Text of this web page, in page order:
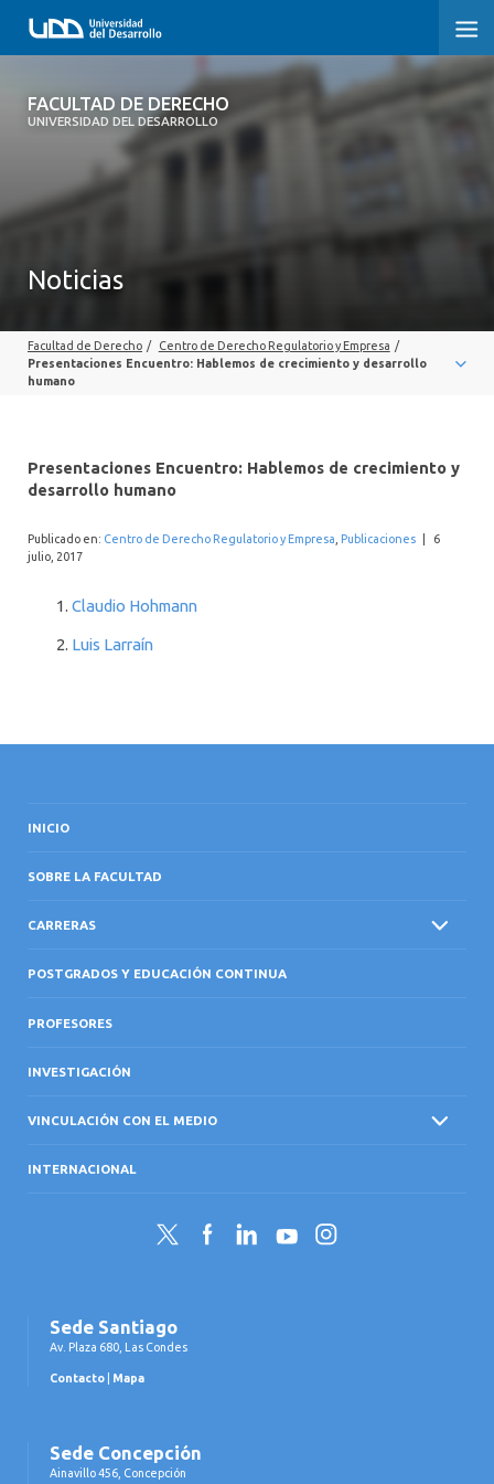
FACULTAD DE DERECHO
UNIVERSIDAD DEL DESARROLLO
FACULTAD DE DERECHO
SOBRE LA FACULTAD
PROFESORES
INTERNACIONAL
Noticias
Facultad de Derecho / Centro de Derecho Regulatorio y Empresa /
Presentaciones Encuentro: Hablemos de crecimiento y desarrollo
humano
Presentaciones Encuentro: Hablemos de crecimiento y
desarrollo humano
Publicado en: Centro de Derecho Regulatorio y Empresa Publicaciones
6
julio, 2017
Claudio Hohmann
Luis Larraín
INICIO
SOBRE LA FACULTAD
CARRERAS
POSTGRADOS Y EDUCACIÓN CONTINUA
PROFESORES
INVESTIGACIÓN
VINCULACIÓN CON EL MEDIO
INTERNACIONAL
Twitter FacebookLinkedInYouTubeInstagram
Sede Santiago
Av. Plaza 680, Las Condes
Contacto Mapa
Sede Concepción
Ainavillo 456, Concepción